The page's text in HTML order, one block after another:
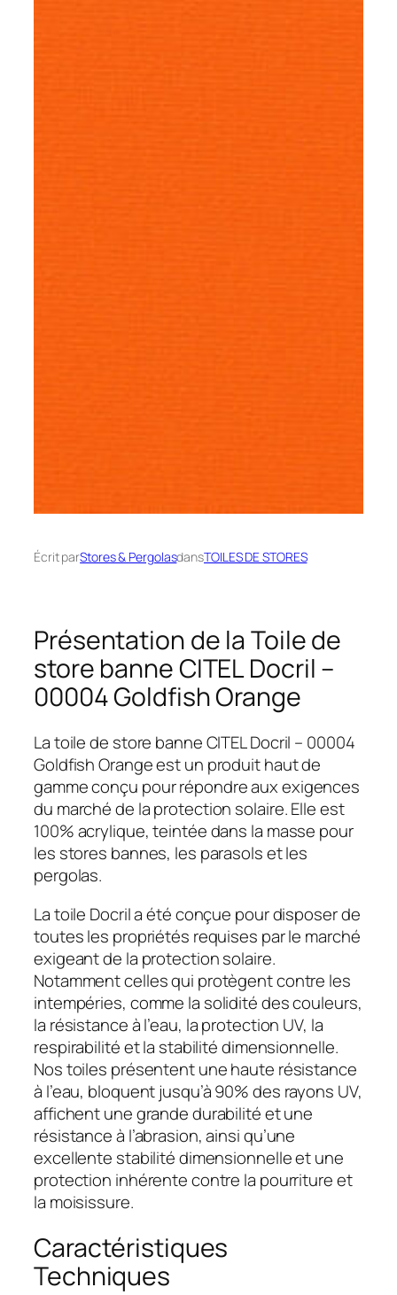
Écrit parStores & PergolasdansTOILES DE STORES
Présentation de la Toile de
store banne CITEL Docril –
00004 Goldfish Orange
La toile de store banne CITEL Docril – 00004
Goldfish Orange est un produit haut de
gamme conçu pour répondre aux exigences
du marché de la protection solaire. Elle est
100% acrylique, teintée dans la masse pour
les stores bannes, les parasols et les
pergolas.
La toile Docril a été conçue pour disposer de
toutes les propriétés requises par le marché
exigeant de la protection solaire.
Notamment celles qui protègent contre les
intempéries, comme la solidité des couleurs,
la résistance à l’eau, la protection UV, la
respirabilité et la stabilité dimensionnelle.
Nos toiles présentent une haute résistance
à l’eau, bloquent jusqu’à 90% des rayons UV,
affichent une grande durabilité et une
résistance à l’abrasion, ainsi qu’une
excellente stabilité dimensionnelle et une
protection inhérente contre la pourriture et
la moisissure.
Caractéristiques
Techniques